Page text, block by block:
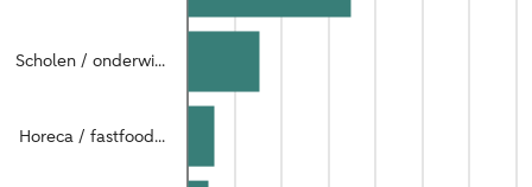
Scholen / onderwi...
Horeca / fastfood...